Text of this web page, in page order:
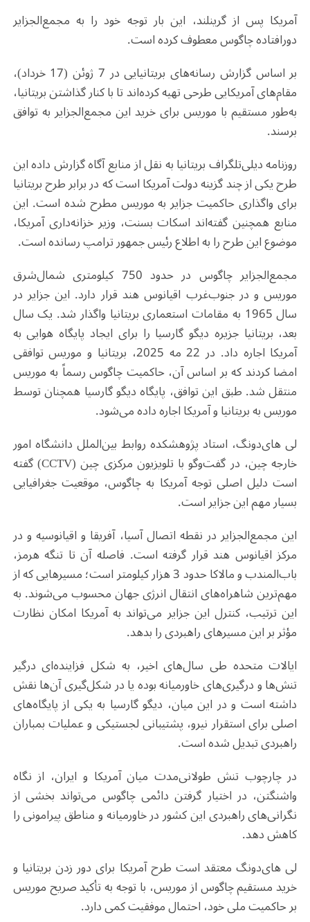
آمریکا پس از گرینلند، این بار توجه خود را به مجمع‌الجزایر
دورافتاده چاگوس معطوف کرده است.
بر اساس گزارش رسانه‌های بریتانیایی در 7 ژوئن (17 خرداد)،
مقام‌های آمریکایی طرحی تهیه کرده‌اند تا با کنار گذاشتن بریتانیا،
به‌طور مستقیم با موریس برای خرید این مجمع‌الجزایر به توافق
برسند.
روزنامه دیلی‌تلگراف بریتانیا به نقل از منابع آگاه گزارش داده این
طرح یکی از چند گزینه دولت آمریکا است که در برابر طرح بریتانیا
برای واگذاری حاکمیت جزایر به موریس مطرح شده است. این
منابع همچنین گفته‌اند اسکات بسنت، وزیر خزانه‌داری آمریکا،
موضوع این طرح را به اطلاع رئیس جمهور ترامپ رسانده است.
مجمع‌الجزایر چاگوس در حدود 750 کیلومتری شمال‌شرق
موریس و در جنوب‌غرب اقیانوس هند قرار دارد. این جزایر در
سال 1965 به مقامات استعماری بریتانیا واگذار شد. یک سال
بعد، بریتانیا جزیره دیگو گارسیا را برای ایجاد پایگاه هوایی به
آمریکا اجاره داد. در 22 مه 2025، بریتانیا و موریس توافقی
امضا کردند که بر اساس آن، حاکمیت چاگوس رسماً به موریس
منتقل شد. طبق این توافق، پایگاه دیگو گارسیا همچنان توسط
موریس به بریتانیا و آمریکا اجاره داده می‌شود.
لی های‌دونگ، استاد پژوهشکده روابط بین‌الملل دانشگاه امور
خارجه چین، در گفت‌وگو با تلویزیون مرکزی چین(CCTV)گفته
است دلیل اصلی توجه آمریکا به چاگوس، موقعیت جغرافیایی
بسیار مهم این جزایر است.
این مجمع‌الجزایر در نقطه اتصال آسیا، آفریقا و اقیانوسیه و در
مرکز اقیانوس هند قرار گرفته است. فاصله آن تا تنگه هرمز،
باب‌المندب و مالاکا حدود 3 هزار کیلومتر است؛ مسیرهایی که از
مهم‌ترین شاهراه‌های انتقال انرژی جهان محسوب می‌شوند. به
این ترتیب، کنترل این جزایر می‌تواند به آمریکا امکان نظارت
مؤثر بر این مسیرهای راهبردی را بدهد.
ایالات متحده طی سال‌های اخیر، به شکل فزاینده‌ای درگیر
تنش‌ها و درگیری‌های خاورمیانه بوده یا در شکل‌گیری آن‌ها نقش
داشته است و در این میان، دیگو گارسیا به یکی از پایگاه‌های
اصلی برای استقرار نیرو، پشتیبانی لجستیکی و عملیات بمباران
راهبردی تبدیل شده است.
در چارچوب تنش طولانی‌مدت میان آمریکا و ایران، از نگاه
واشنگتن، در اختیار گرفتن دائمی چاگوس می‌تواند بخشی از
نگرانی‌های راهبردی این کشور در خاورمیانه و مناطق پیرامونی را
کاهش دهد.
لی های‌دونگ معتقد است طرح آمریکا برای دور زدن بریتانیا و
خرید مستقیم چاگوس از موریس، با توجه به تأکید صریح موریس
بر حاکمیت ملی خود، احتمال موفقیت کمی دارد.